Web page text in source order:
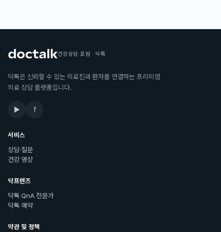
건강상담 포럼 · 닥톡
닥톡은 신뢰할 수 있는 의료진과 환자를 연결하는 프리미엄
의료 상담 플랫폼입니다.
▶ f
서비스
상담·질문
건강 영상
닥프렌즈
닥톡 QnA 전문가
닥톡 예약
약관 및 정책